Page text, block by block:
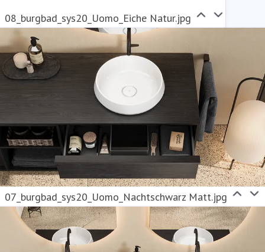
08_burgbad_sys20_Uomo_Eiche Natur.jpg
07_burgbad_sys20_Uomo_Nachtschwarz Matt.jpg